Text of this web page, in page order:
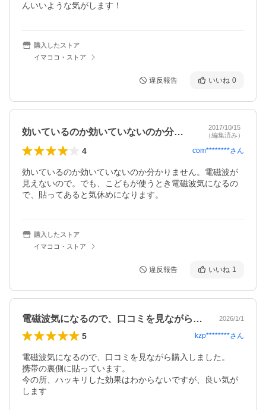
んいいような気がします！
購入したストア
イマココ・ストア
違反報告 いいね 0
効いているのか効いていないのか分かりま…
2017/10/15
（編集済み）
4 com********さん
効いているのか効いていないのか分かりません。電磁波が
見えないので。でも、こどもが使うとき電磁波気になるの
で、貼ってあると気休めになります。
購入したストア
イマココ・ストア
違反報告 いいね 1
電磁波気になるので、口コミを見ながら購… 2026/1/1
5 kzp********さん
電磁波気になるので、口コミを見ながら購入しました。
携帯の裏側に貼っています。
今の所、ハッキリした効果はわからないですが、良い気が
します